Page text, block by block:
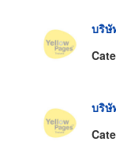
บริษั
บริษั